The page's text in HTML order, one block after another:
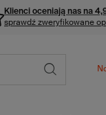
Klienci oceniają nas na
sprawdź zweryfikowane